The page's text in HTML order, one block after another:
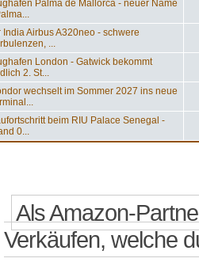
Palma de Mallorca - neuer Name
India Airbus A320neo - schwere
...
London - Gatwick bekommt
2. St...
wechselt im Sommer 2027 ins neue
beim RIU Palace Senegal -
0...